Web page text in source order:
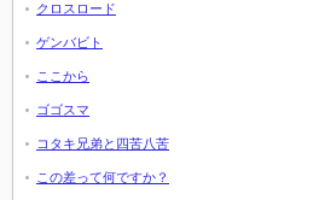
クロスロード
ゲンバビト
ここから
ゴゴスマ
コタキ兄弟と四苦八苦
この差って何ですか？